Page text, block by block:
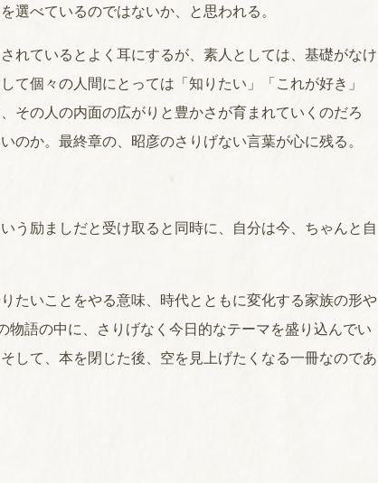
選べているのではないか、と思われる。
れているとよく耳にするが、素人としては、基礎がなけ
て個々の人間にとっては「知りたい」「これが好き」
その人の内面の広がりと豊かさが育まれていくのだろ
のか。最終章の、昭彦のさりげない言葉が心に残る。
う励ましだと受け取ると同時に、自分は今、ちゃんと自
たいことをやる意味、時代とともに変化する家族の形や
語の中に、さりげなく今日的なテーマを盛り込んでい
して、本を閉じた後、空を見上げたくなる一冊なのであ